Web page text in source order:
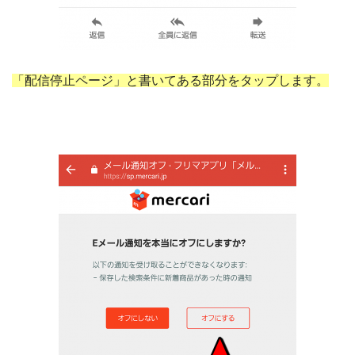
「配信停止ページ」と書いてある部分をタップします。